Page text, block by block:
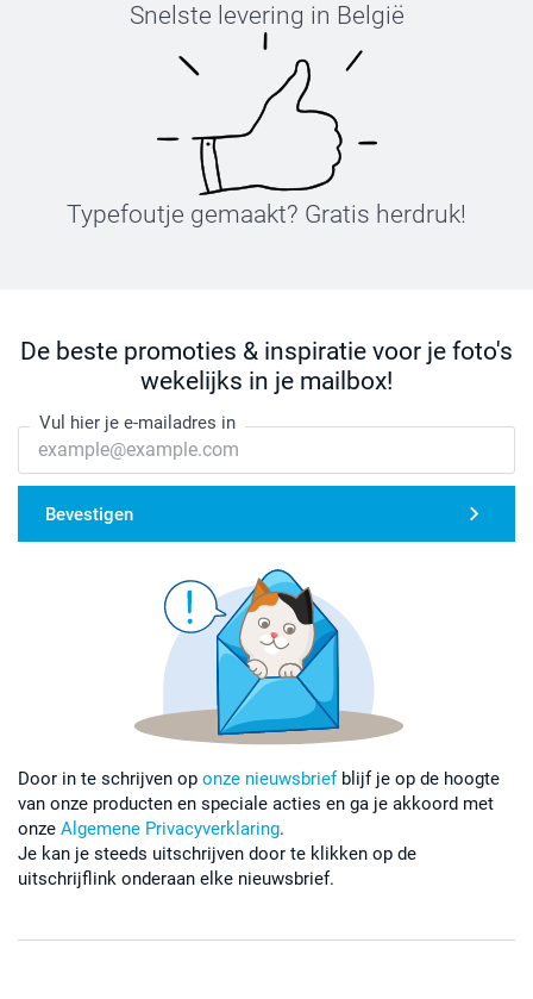
Snelste levering in België
Typefoutje gemaakt? Gratis herdruk!
De beste promoties & inspiratie voor je foto's
wekelijks in je mailbox!
Vul hier je e-mailadres in
Bevestigen
Door in te schrijven op onze nieuwsbrief blijf je op de hoogte
van onze producten en speciale acties en ga je akkoord met
onze Algemene Privacyverklaring.
Je kan je steeds uitschrijven door te klikken op de
uitschrijflink onderaan elke nieuwsbrief.